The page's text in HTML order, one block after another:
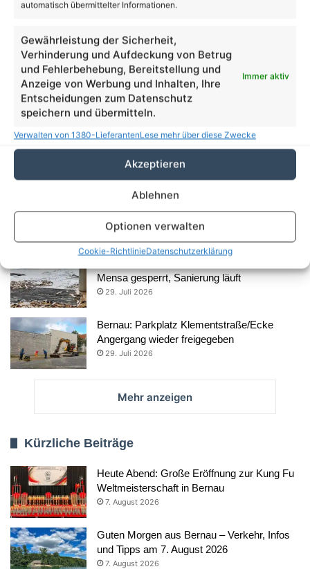
automatisch übermittelter Informationen.
Gewährleistung der Sicherheit,
Verhinderung und Aufdeckung von Betrug
und Fehlerbehebung, Bereitstellung und
Anzeige von Werbung und Inhalten, Ihre
Entscheidungen zum Datenschutz
speichern und übermitteln.
Immer aktiv
Verwalten von 1380-LieferantenLese mehr über diese Zwecke
Akzeptieren
Ablehnen
Optionen verwalten
Cookie-RichtlinieDatenschutzerklärung
5. August 2026
Süßes Comeback über den Dächern von
Bernau: Der Rathaushonig ist zurück
3. August 2026
Dem Himmel so nah: Sonnenfinsternis auf
31. Juli 2026
Neue Löschwasserbrunnen für den Bernauer
Stadtforst
30. Juli 2026
Mensa gesperrt, Sanierung läuft
29. Juli 2026
Bernau: Parkplatz Klementstraße/Ecke
Angergang wieder freigegeben
29. Juli 2026
Mehr anzeigen
Kürzliche Beiträge
Heute Abend: Große Eröffnung zur Kung Fu
Weltmeisterschaft in Bernau
7. August 2026
Guten Morgen aus Bernau – Verkehr, Infos
und Tipps am 7. August 2026
7. August 2026